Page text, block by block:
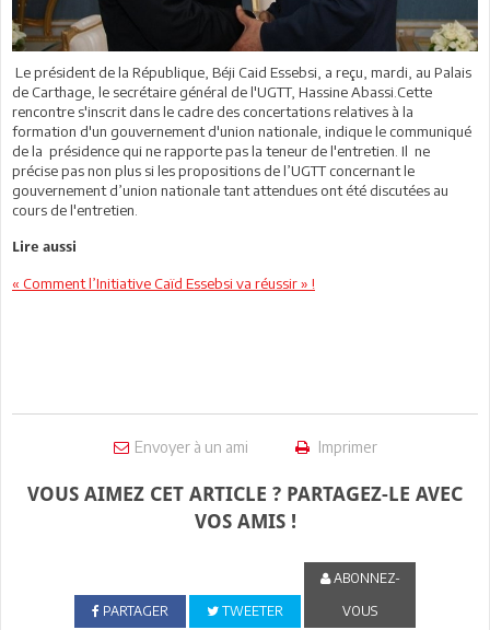
Le président de la République, Béji Caid Essebsi, a reçu, mardi, au Palais
de Carthage, le secrétaire général de l'UGTT, Hassine Abassi.Cette
rencontre s'inscrit dans le cadre des concertations relatives à la
formation d'un gouvernement d'union nationale, indique le communiqué
de la présidence qui ne rapporte pas la teneur de l'entretien. Il ne
précise pas non plus si les propositions de l’UGTT concernant le
gouvernement d’union nationale tant attendues ont été discutées au
cours de l'entretien.
Lire aussi
« Comment l’Initiative Caïd Essebsi va réussir » !
Envoyer à un ami Imprimer
VOUS AIMEZ CET ARTICLE ? PARTAGEZ-LE AVEC
VOS AMIS !
PARTAGER TWEETER
ABONNEZ-
VOUS